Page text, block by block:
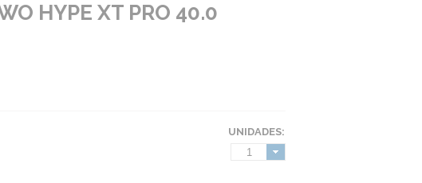
HYPE XT PRO 40.0
UNIDADES:
1